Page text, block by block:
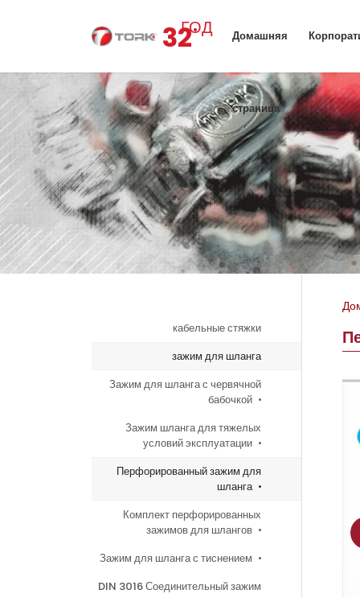
32.
ГОД Домашняя
страница
кабельные стяжки
зажим для шланга
Зажим для шланга с червячной
бабочкой
Зажим шланга для тяжелых
условий эксплуатации
Перфорированный зажим для
шланга
Комплект перфорированных
зажимов для шлангов
Зажим для шланга с тиснением
DIN 3016 Соединительный зажим